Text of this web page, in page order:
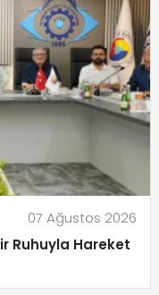
07 Ağustos 2026
Ruhuyla Hareket